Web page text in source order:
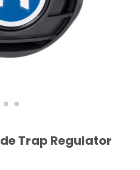
Trap Regulator